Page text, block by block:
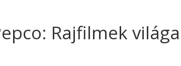
Rajfilmek világa